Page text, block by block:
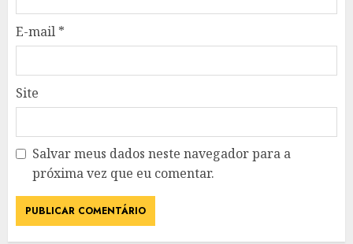
E-mail *
Site
Salvar meus dados neste navegador para a
próxima vez que eu comentar.